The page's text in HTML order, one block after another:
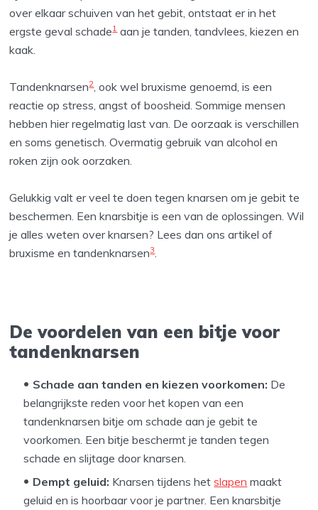
over elkaar schuiven van het gebit, ontstaat er in het
ergste geval schade1aan je tanden, tandvlees, kiezen en
kaak.
Tandenknarsen2, ook wel bruxisme genoemd, is een
reactie op stress, angst of boosheid. Sommige mensen
hebben hier regelmatig last van. De oorzaak is verschillen
en soms genetisch. Overmatig gebruik van alcohol en
roken zijn ook oorzaken.
Gelukkig valt er veel te doen tegen knarsen om je gebit te
beschermen. Een knarsbitje is een van de oplossingen. Wil
je alles weten over knarsen? Lees dan ons artikel of
bruxisme en tandenknarsen3.
De voordelen van een bitje voor
tandenknarsen
Schade aan tanden en kiezen voorkomen: De
belangrijkste reden voor het kopen van een
tandenknarsen bitje om schade aan je gebit te
voorkomen. Een bitje beschermt je tanden tegen
schade en slijtage door knarsen.
Dempt geluid: Knarsen tijdens hetslapen maakt
geluid en is hoorbaar voor je partner. Een knarsbitje